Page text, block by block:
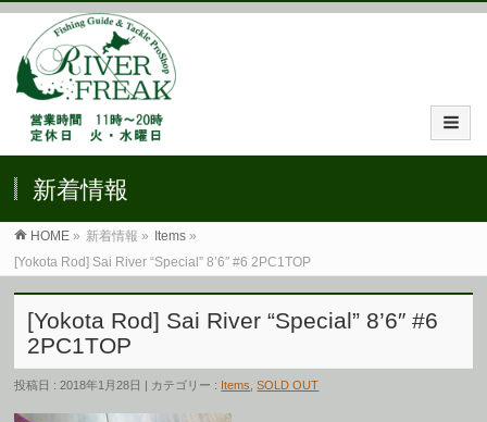
新着情報
HOME » 新着情報 » Items »
[Yokota Rod] Sai River “Special” 8’6″ #6 2PC1TOP
[Yokota Rod] Sai River “Special” 8’6″ #6
2PC1TOP
投稿日 : 2018年1月28日 | カテゴリー : Items ,SOLD OUT